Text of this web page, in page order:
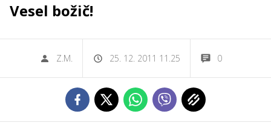
Vesel božič!
Z.M. 25. 12. 2011 11.25 0